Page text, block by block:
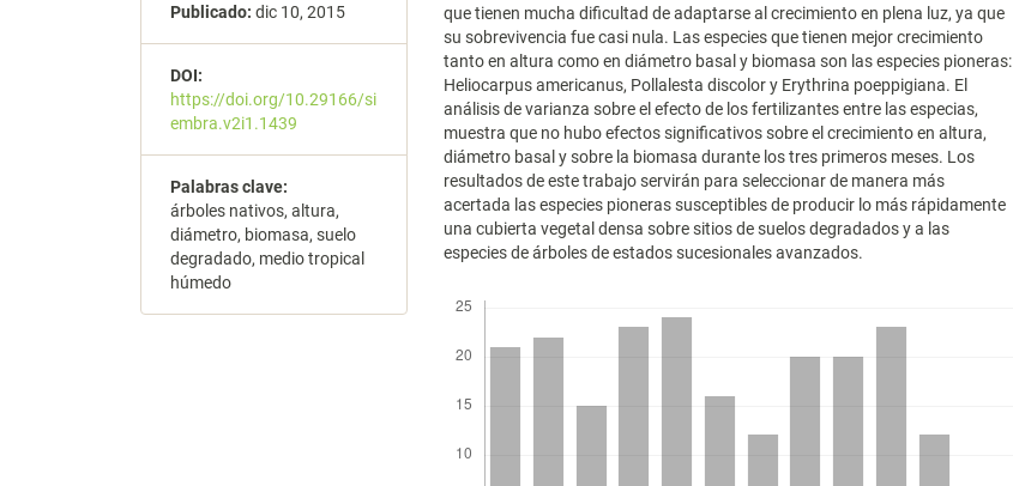
Publicado: dic 10, 2015
DOI:
https://doi.org/10.29166/si
embra.v2i1.1439
Palabras clave:
árboles nativos, altura,
diámetro, biomasa, suelo
degradado, medio tropical
húmedo
que tienen mucha dificultad de adaptarse al crecimiento en plena luz, ya que
su sobrevivencia fue casi nula. Las especies que tienen mejor crecimiento
tanto en altura como en diámetro basal y biomasa son las especies pioneras:
Heliocarpus americanus, Pollalesta discolor y Erythrina poeppigiana. El
análisis de varianza sobre el efecto de los fertilizantes entre las especias,
muestra que no hubo efectos significativos sobre el crecimiento en altura,
diámetro basal y sobre la biomasa durante los tres primeros meses. Los
resultados de este trabajo servirán para seleccionar de manera más
acertada las especies pioneras susceptibles de producir lo más rápidamente
una cubierta vegetal densa sobre sitios de suelos degradados y a las
especies de árboles de estados sucesionales avanzados.